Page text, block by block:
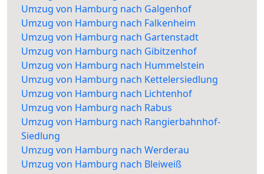
Umzug von Hamburg nach Galgenhof
Umzug von Hamburg nach Falkenheim
Umzug von Hamburg nach Gartenstadt
Umzug von Hamburg nach Gibitzenhof
Umzug von Hamburg nach Hummelstein
Umzug von Hamburg nach Kettelersiedlung
Umzug von Hamburg nach Lichtenhof
Umzug von Hamburg nach Rabus
Umzug von Hamburg nach Rangierbahnhof-
Siedlung
Umzug von Hamburg nach Werderau
Umzug von Hamburg nach Bleiweiß